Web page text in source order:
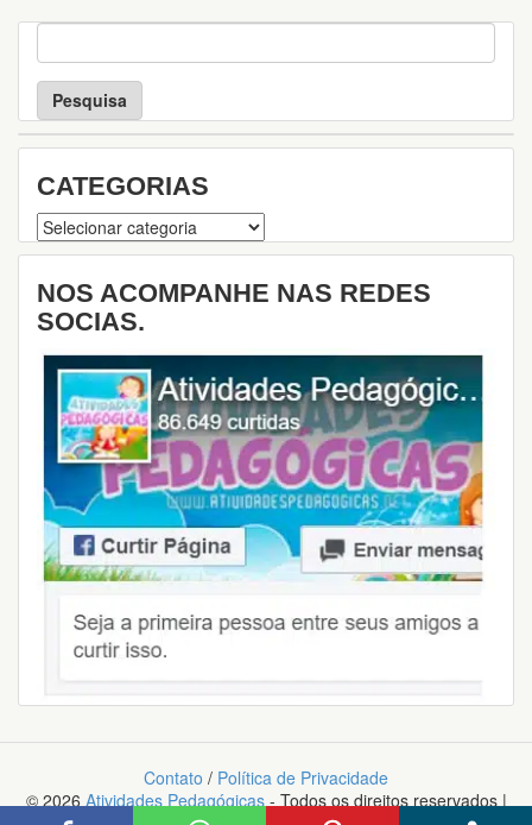
P
e
s
u
i
a
CATEGORIAS
Categorias
NOS ACOMPANHE NAS REDES
SOCIAS.
Contato / Política de Privacidade
© 2026 Atividades Pedagógicas- Todos os direitos reservados |